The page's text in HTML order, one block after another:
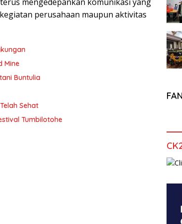
perusahaan maupun aktivitas
Mine
Buntulia
Sehat
Tumbilotohe